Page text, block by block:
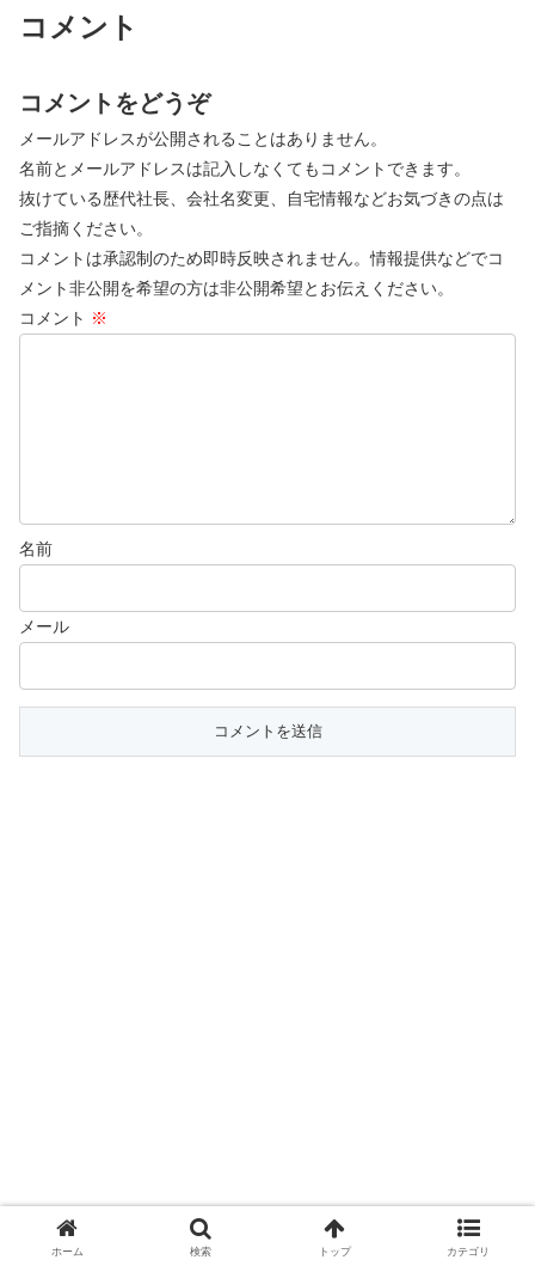
コメント
コメントをどうぞ
メールアドレスが公開されることはありません。
名前とメールアドレスは記入しなくてもコメントできます。
抜けている歴代社長、会社名変更、自宅情報などお気づきの点は
ご指摘ください。
コメントは承認制のため即時反映されません。情報提供などでコ
メント非公開を希望の方は非公開希望とお伝えください。
コメント ※
名前
メール
ホーム 検索 トップ カテゴリ